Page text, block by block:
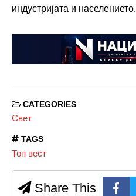
индустријата и населението.
CATEGORIES
Свет
TAGS
Топ вест
Share This